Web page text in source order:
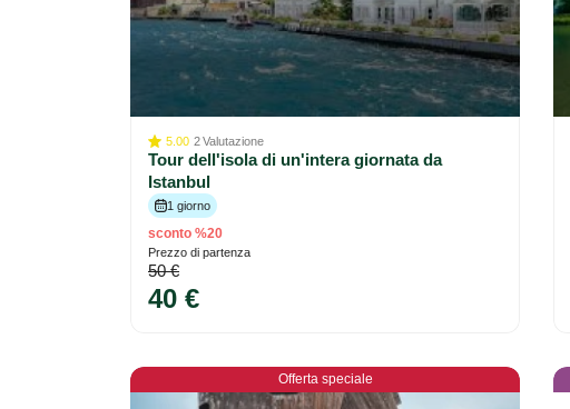
5.00 2Valutazione
Tour dell'isola di un'intera giornata da
Istanbul
1 giorno
sconto %20
Prezzo di partenza
50 €
40 €
Offerta speciale